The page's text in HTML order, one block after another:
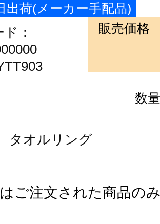
出荷(メーカー手配品)
：
販売価格
数量
タオルリング
ご注文された商品の